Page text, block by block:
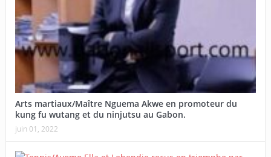
Arts martiaux/Maître Nguema Akwe en promoteur du
kung fu wutang et du ninjutsu au Gabon.
juin 01, 2022